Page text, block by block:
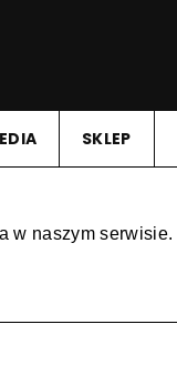
SKLEP
w naszym serwisie.